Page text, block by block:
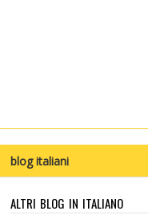
blog italiani
altri blog in italiano